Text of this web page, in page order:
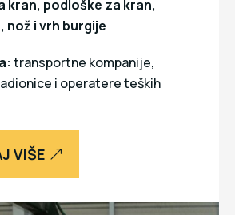
kran, podloške za kran,
nož i vrh burgije
transportne kompanije,
i operatere teških
VIŠE